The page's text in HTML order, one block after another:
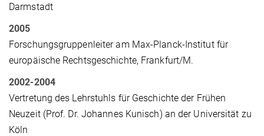
Darmstadt
2005
Forschungsgruppenleiter am Max-Planck-Institut für
europäische Rechtsgeschichte, Frankfurt/M.
2002-2004
Vertretung des Lehrstuhls für Geschichte der Frühen
Neuzeit (Prof. Dr. Johannes Kunisch) an der Universität zu
Köln